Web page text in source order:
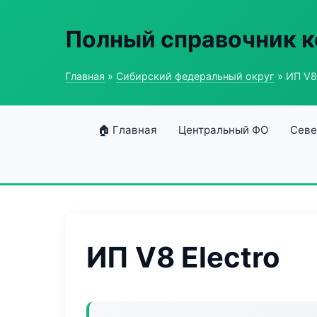
Полный справочник
Главная » Сибирский федеральный округ » ИП
🏠 Главная Центральный ФО
ИП V8 Electro